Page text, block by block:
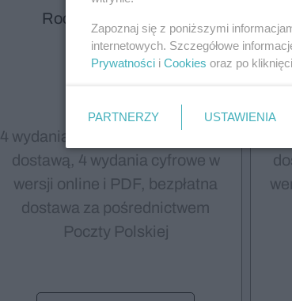
Roczna prenumerata
130,00
4 wydania drukowane z bezpłatną
dostawą, 4 wydania cyfrowe w
wersji online i PDF, bezpłatna
dostawa za pośrednictwem
Poczty Polskiej
Zapoznaj się z poniższymi
internetowych. Szczegółowe
Prywatności i Cookies oraz po
PARTNERZY USTAWIENIA